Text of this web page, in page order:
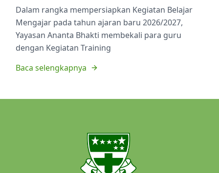
Dalam rangka mempersiapkan Kegiatan Belajar
Mengajar pada tahun ajaran baru 2026/2027,
Yayasan Ananta Bhakti membekali para guru
dengan Kegiatan Training
Baca selengkapnya